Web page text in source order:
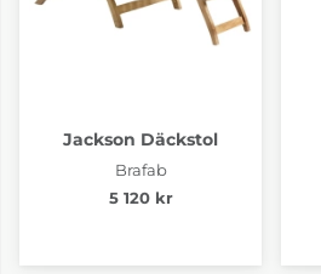
Jackson Däckstol
Brafab
5 120 kr